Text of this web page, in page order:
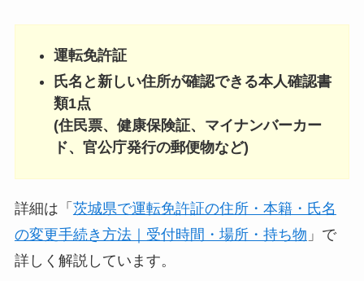
運転免許証
氏名と新しい住所が確認できる本人確認書
類1点
(住民票、健康保険証、マイナンバーカー
ド、官公庁発行の郵便物など)
詳細は「 茨城県で運転免許証の住所・本籍・氏名
の変更手続き方法｜受付時間・場所・持ち物 」で
詳しく解説しています。